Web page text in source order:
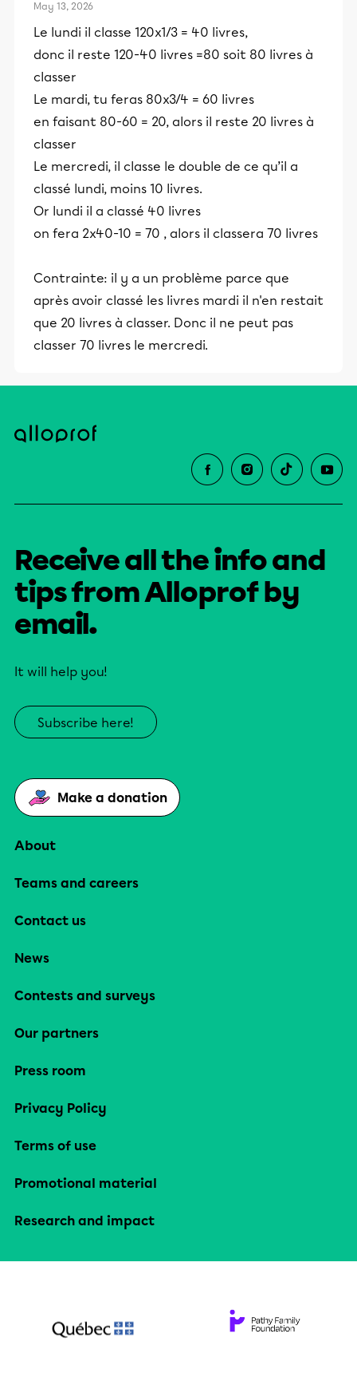
May 13, 2026
Le lundi il classe 120x1/3 = 40 livres,
donc il reste 120-40 livres =80 soit 80 livres à
classer
Le mardi, tu feras 80x3/4 = 60 livres
en faisant 80-60 = 20, alors il reste 20 livres à
classer
Le mercredi, il classe le double de ce qu’il a
classé lundi, moins 10 livres.
Or lundi il a classé 40 livres
on fera 2x40-10 = 70 , alors il classera 70 livres
Contrainte: il y a un problème parce que
après avoir classé les livres mardi il n'en restait
que 20 livres à classer. Donc il ne peut pas
classer 70 livres le mercredi.
Receive all the info and
tips from Alloprof by
email.
It will help you!
Subscribe here!
Make a donation
About
Teams and careers
Contact us
News
Contests and surveys
Our partners
Press room
Privacy Policy
Terms of use
Promotional material
Research and impact